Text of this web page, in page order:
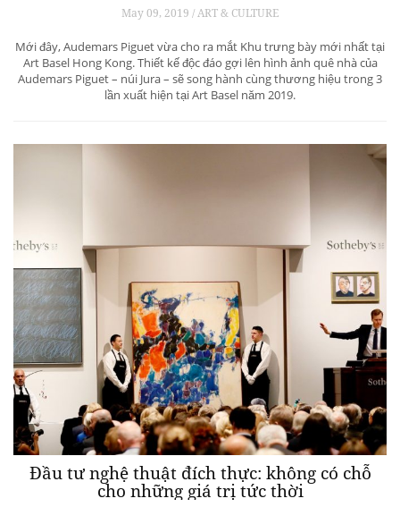
May 09, 2019 / ART & CULTURE
Mới đây, Audemars Piguet vừa cho ra mắt Khu trưng bày mới nhất tại
Art Basel Hong Kong. Thiết kế độc đáo gợi lên hình ảnh quê nhà của
Audemars Piguet – núi Jura – sẽ song hành cùng thương hiệu trong 3
lần xuất hiện tại Art Basel năm 2019.
Đầu tư nghệ thuật đích thực: không có chỗ
cho những giá trị tức thời